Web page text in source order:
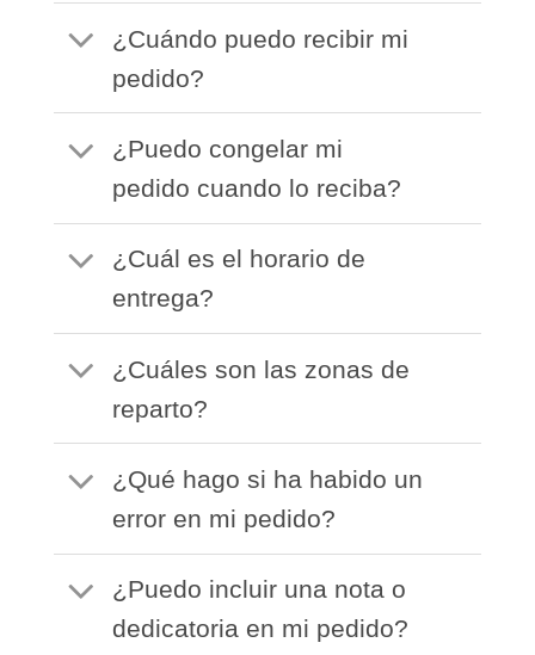
¿Cuándo puedo recibir mi
pedido?
¿Puedo congelar mi
pedido cuando lo reciba?
¿Cuál es el horario de
entrega?
¿Cuáles son las zonas de
reparto?
¿Qué hago si ha habido un
error en mi pedido?
¿Puedo incluir una nota o
dedicatoria en mi pedido?